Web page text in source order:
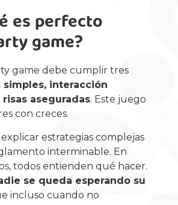
es perfecto
game?
game debe cumplir tres
simples, interacción
aseguradas. Este juego
con creces.
estrategias complejas
interminable. En
todos entienden qué hacer.
se queda esperando su
incluso cuando no